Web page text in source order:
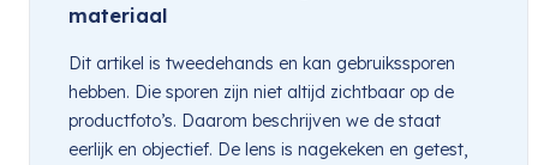
materiaal
Dit artikel is tweedehands en kan gebruikssporen
hebben. Die sporen zijn niet altijd zichtbaar op de
productfoto’s. Daarom beschrijven we de staat
eerlijk en objectief. De lens is nagekeken en getest,